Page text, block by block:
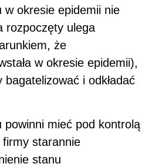
w okresie epidemii nie
rozpoczęty ulega
że
w okresie epidemii),
i odkładać
powinni mieć pod kontrolą
firmy starannie
stanu